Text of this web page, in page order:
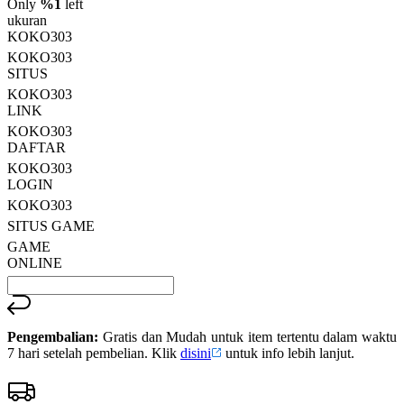
Read
13
Reviews.
Tautan
halaman
yang
sama.
Only %1 left
ukuran
KOKO303
KOKO303
SITUS
KOKO303
LINK
KOKO303
DAFTAR
KOKO303
LOGIN
KOKO303
SITUS GAME
GAME
ONLINE
Pengembalian: Gratis dan Mudah untuk item tertentu dalam waktu
7 hari setelah pembelian. Klik disini untuk info lebih lanjut.